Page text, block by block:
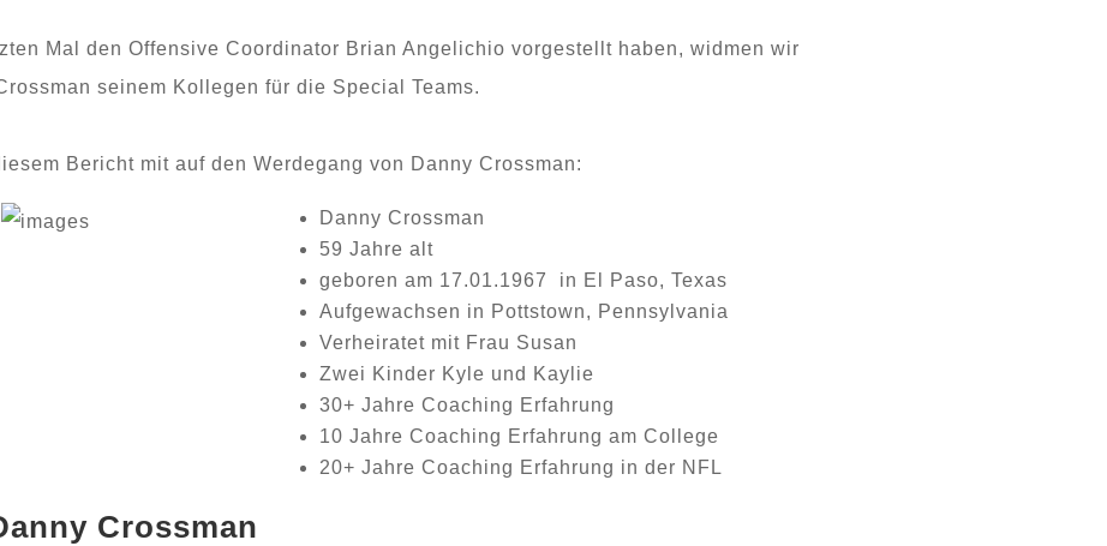
Mal den Offensive Coordinator Brian Angelichio vorgestellt haben, widmen wir
seinem Kollegen für die Special Teams.
Bericht mit auf den Werdegang von Danny Crossman:
Danny Crossman
59 Jahre alt
geboren am 17.01.1967 in El Paso, Texas
Aufgewachsen in Pottstown, Pennsylvania
Verheiratet mit Frau Susan
Zwei Kinder Kyle und Kaylie
30+ Jahre Coaching Erfahrung
10 Jahre Coaching Erfahrung am College
20+ Jahre Coaching Erfahrung in der NFL
Crossman